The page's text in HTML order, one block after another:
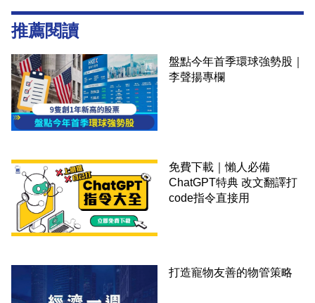
推薦閱讀
盤點今年首季環球強勢股｜
李聲揚專欄
免費下載｜懶人必備
ChatGPT特典 改文翻譯打
code指令直接用
打造寵物友善的物管策略